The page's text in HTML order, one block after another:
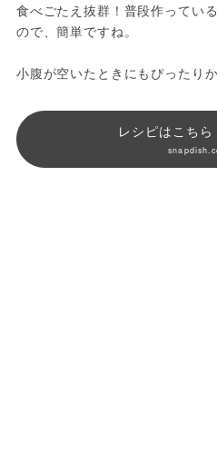
食べごたえ抜群！普段作ってい
ので、簡単ですね。
小腹が空いたときにもぴったり
レシピはこち